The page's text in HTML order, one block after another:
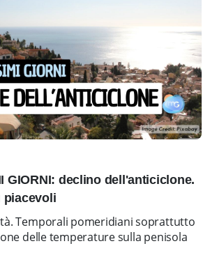
GIORNI: declino dell'anticiclone.
piacevoli
Temporali pomeridiani soprattutto
delle temperature sulla penisola